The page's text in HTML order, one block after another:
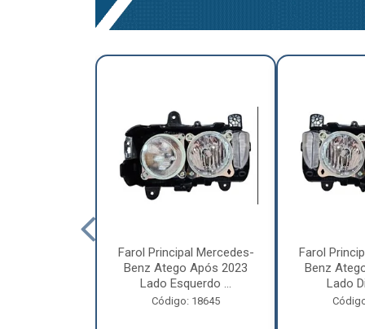
Farol Principal Mercedes-
Benz Atego Após 2023
Lado Esquerdo ...
Código: 18645
Farol
Benz
Lado